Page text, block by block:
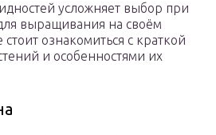
усложняет выбор при
выращивания на своём
ознакомиться с краткой
и особенностями их